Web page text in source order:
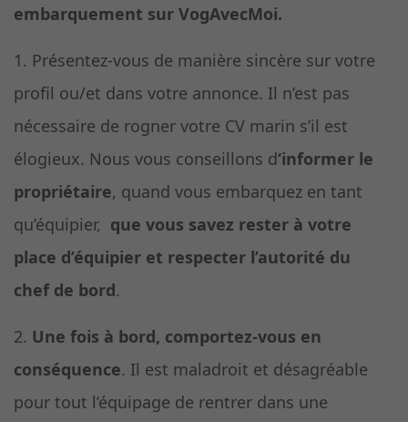
embarquement sur VogAvecMoi.
1. Présentez-vous de manière sincère sur votre
profil ou/et dans votre annonce. Il n’est pas
nécessaire de rogner votre CV marin s’il est
élogieux. Nous vous conseillons d‘informer le
propriétaire, quand vous embarquez en tant
qu’équipier, que vous savez rester à votre
place d’équipier et respecter l’autorité du
chef de bord.
2. Une fois à bord, comportez-vous en
conséquence. Il est maladroit et désagréable
pour tout l’équipage de rentrer dans une